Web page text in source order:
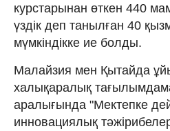
курстарынан өткен 440
үздік деп танылған 40
мүмкіндікке ие болды.
Малайзия мен Қытайда
халықаралық
аралығында "Мектепке
инновациялық